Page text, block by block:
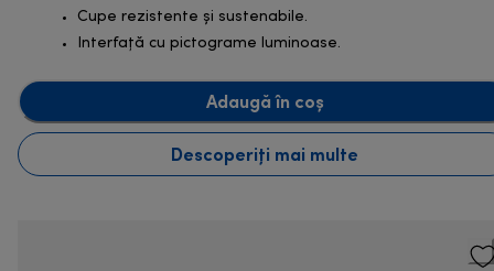
Cupe rezistente și sustenabile.
Interfață cu pictograme luminoase.
Adaugă în coș
Descoperiți mai multe